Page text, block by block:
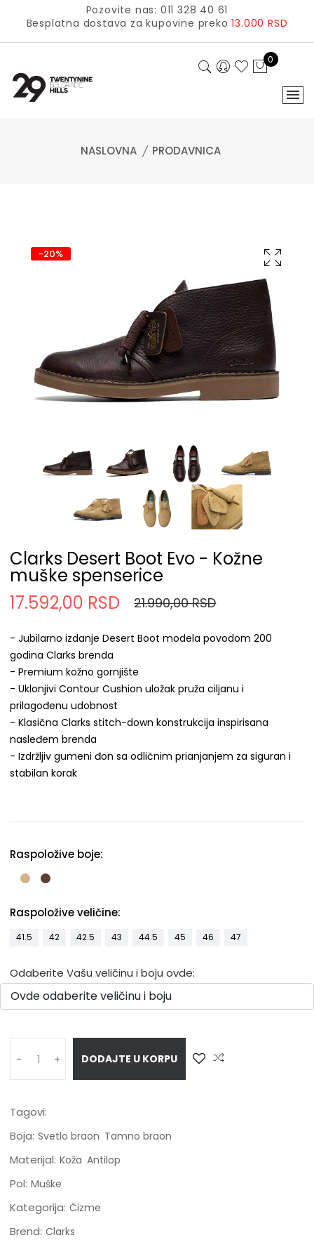
Pozovite nas: 011 328 40 61
Besplatna dostava za kupovine preko13.000 RSD
0
NASLOVNA PRODAVNICA
-20%
Clarks Desert Boot Evo - Kožne
muške spenserice
17.592,00 RSD
21.990,00 RSD
- Jubilarno izdanje Desert Boot modela povodom 200
godina Clarks brenda
- Premium kožno gornjište
- Uklonjivi Contour Cushion uložak pruža ciljanu i
prilagođenu udobnost
- Klasična Clarks stitch-down konstrukcija inspirisana
nasleđem brenda
- Izdržljiv gumeni đon sa odličnim prianjanjem za siguran i
stabilan korak
Raspoložive boje:
Raspoložive veličine:
41.5 42 42.5 43 44.5 45 46 47
Odaberite Vašu veličinu i boju ovde:
- + DODAJTE U KORPU
Tagovi:
Boja: Svetlo braon Tamno braon
Materijal: Koža Antilop
Pol: Muške
Kategorija: Čizme
Brend: Clarks